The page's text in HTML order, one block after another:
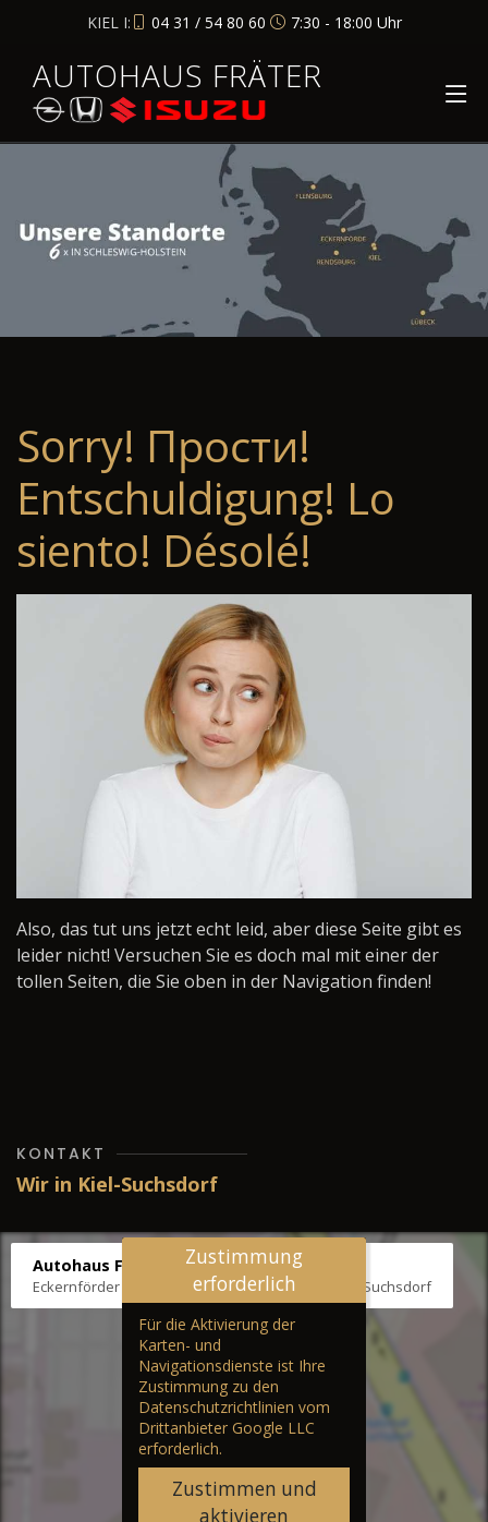
KIEL I: 04 31 / 54 80 60 7:30 - 18:00 Uhr
AUTOHAUS FRÄTER
Sorry! Прости!
Entschuldigung! Lo
siento! Désolé!
Also, das tut uns jetzt echt leid, aber diese Seite gibt es
leider nicht! Versuchen Sie es doch mal mit einer der
tollen Seiten, die Sie oben in der Navigation finden!
KONTAKT
Wir in Kiel-Suchsdorf
Autohaus Fräter
Eckernförder Str. /Klausbrooker Weg 1, 24107 Kiel-Suchsdorf
Zustimmung
erforderlich
Für die Aktivierung der
Karten- und
Navigationsdienste ist Ihre
Zustimmung zu den
Datenschutzrichtlinien vom
Drittanbieter Google LLC
erforderlich.
Zustimmen und
aktivieren